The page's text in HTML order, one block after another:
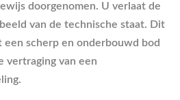
doorgenomen. U verlaat de
van de technische staat. Dit
scherp en onderbouwd bod
vertraging van een